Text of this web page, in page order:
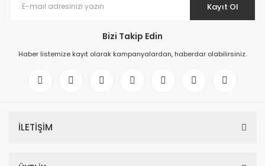
Kayıt Ol
Bizi Takip Edin
Haber listemize kayıt olarak kampanyalardan, haberdar olabilirsiniz.
İLETİŞİM